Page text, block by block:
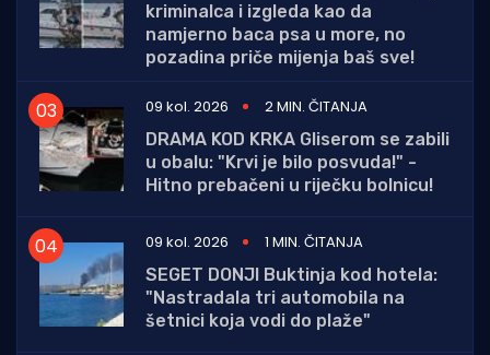
kriminalca i izgleda kao da
namjerno baca psa u more, no
pozadina priče mijenja baš sve!
09 kol. 2026
2 MIN. ČITANJA
DRAMA KOD KRKA Gliserom se zabili
u obalu: "Krvi je bilo posvuda!" -
Hitno prebačeni u riječku bolnicu!
09 kol. 2026
1 MIN. ČITANJA
SEGET DONJI Buktinja kod hotela:
"Nastradala tri automobila na
šetnici koja vodi do plaže"